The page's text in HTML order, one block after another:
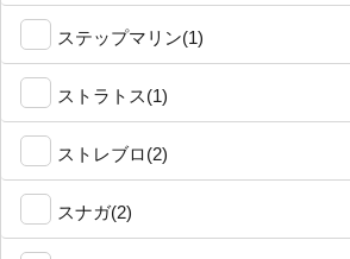
ステップマリン(1)
ストラトス(1)
ストレブロ(2)
スナガ(2)